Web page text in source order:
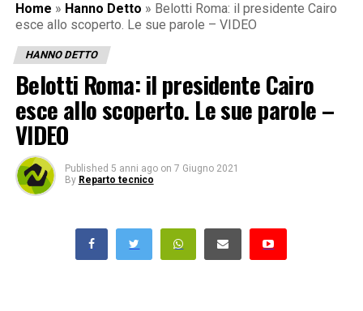
Home » Hanno Detto » Belotti Roma: il presidente Cairo
esce allo scoperto. Le sue parole – VIDEO
HANNO DETTO
Belotti Roma: il presidente Cairo
esce allo scoperto. Le sue parole –
VIDEO
Published 5 anni ago on 7 Giugno 2021
By Reparto tecnico